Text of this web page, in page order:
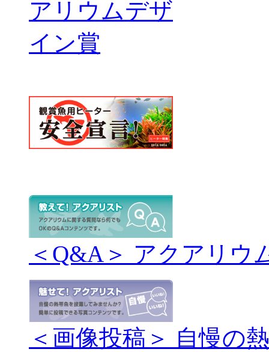
＜Q&A＞ アクアリウ
＜画像投稿＞ 自慢の